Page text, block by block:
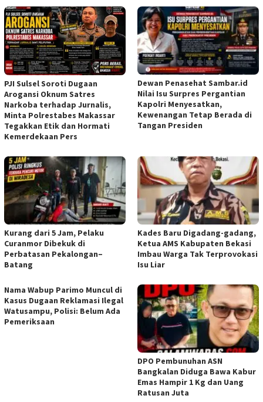
PJI Sulsel Soroti Dugaan
Arogansi Oknum Satres
Narkoba terhadap Jurnalis,
Minta Polrestabes Makassar
Tegakkan Etik dan Hormati
Kemerdekaan Pers
Dewan Penasehat Sambar.id
Nilai Isu Surpres Pergantian
Kapolri Menyesatkan,
Kewenangan Tetap Berada di
Tangan Presiden
Kurang dari 5 Jam, Pelaku
Curanmor Dibekuk di
Perbatasan Pekalongan–
Batang
Kades Baru Digadang-gadang,
Ketua AMS Kabupaten Bekasi
Imbau Warga Tak Terprovokasi
Isu Liar
Nama Wabup Parimo Muncul di
Kasus Dugaan Reklamasi Ilegal
Watusampu, Polisi: Belum Ada
Pemeriksaan
DPO Pembunuhan ASN
Bangkalan Diduga Bawa Kabur
Emas Hampir 1 Kg dan Uang
Ratusan Juta